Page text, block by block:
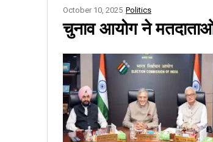
Politics
October 10, 2025
चुनाव आयोग ने